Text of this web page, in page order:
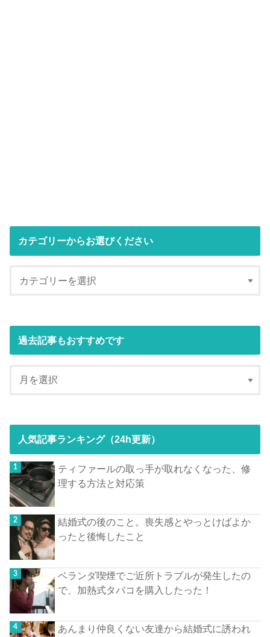
カテゴリーからお選びください
過去記事もおすすめです
人気記事ランキング（24h更新）
ティファールの取っ手が取れなくなった、修
理する方法と対応策
結婚式の後のこと。喪失感とやっとけばよか
ったと後悔したこと
ベランダ喫煙でご近所トラブルが発生したの
で、加熱式タバコを購入したった！
あんまり仲良くない友達から結婚式に誘われ